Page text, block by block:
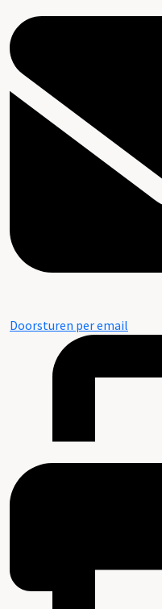
Doorsturen per email